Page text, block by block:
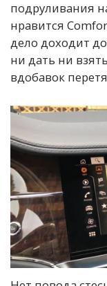
подруливания
нравится
дело доходит
ни дать ни
вдобавок